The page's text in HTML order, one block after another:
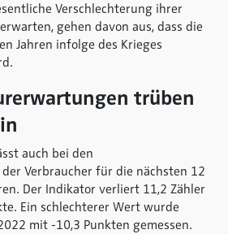
Verschlechterung ihrer
gehen davon aus, dass die
Jahren infolge des Krieges
trüben
auch bei den
Verbraucher für die nächsten 12
Der Indikator verliert 11,2 Zähler
Ein schlechterer Wert wurde
mit -10,3 Punkten gemessen.